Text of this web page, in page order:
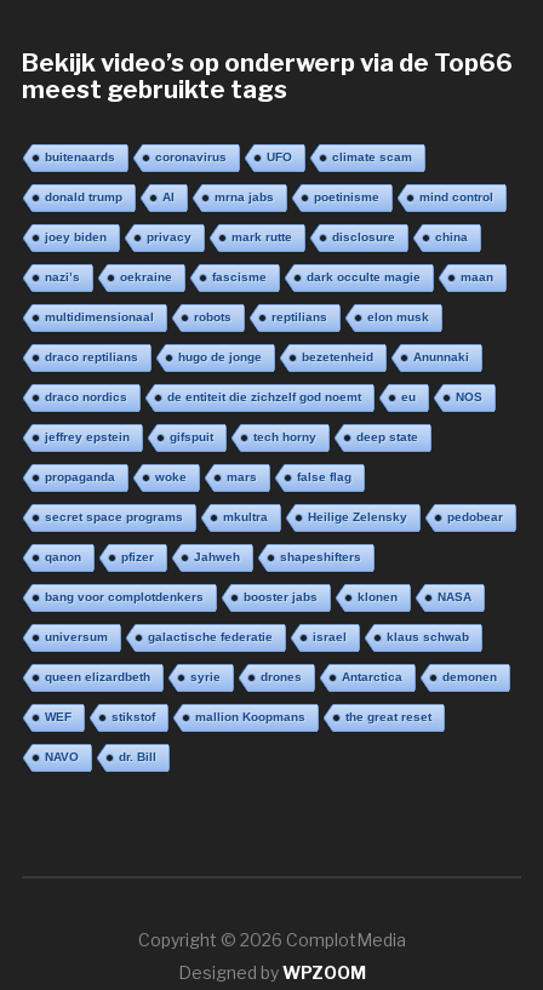
Bekijk video’s op onderwerp via de Top66
meest gebruikte tags
buitenaards coronavirus UFO climate scam
donald trump AI mrna jabs poetinisme mind control
joey biden privacy mark rutte disclosure china
nazi’s oekraine fascisme dark occulte magie maan
multidimensionaal robots reptilians elon musk
draco reptilians hugo de jonge bezetenheid Anunnaki
draco nordics de entiteit die zichzelf god noemt eu NOS
jeffrey epstein gifspuit tech horny deep state
propaganda woke mars false flag
secret space programs mkultra Heilige Zelensky pedobear
qanon pfizer Jahweh shapeshifters
bang voor complotdenkers booster jabs klonen NASA
universum galactische federatie israel klaus schwab
queen elizardbeth syrie drones Antarctica demonen
WEF stikstof mallion Koopmans the great reset
NAVO dr. Bill
Copyright © 2026 ComplotMedia
Designed byWPZOOM